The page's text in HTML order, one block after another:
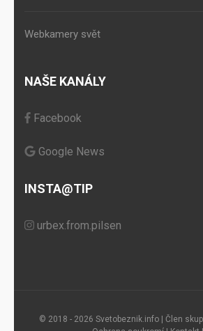
Webkamery svět
NAŠE KANÁLY
Facebook
Google News
INSTA@TIP
urbex.from.pilsen
© 2018 - 2026 Svetobeznik.info | Člen